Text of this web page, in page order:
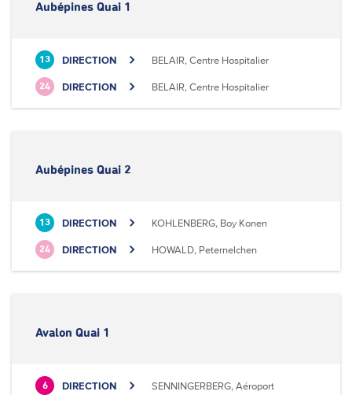
Aubépines Quai 1
13 DIRECTION BELAIR, Centre Hospitalier
24 DIRECTION BELAIR, Centre Hospitalier
Aubépines Quai 2
13 DIRECTION KOHLENBERG, Boy Konen
24 DIRECTION HOWALD, Peternelchen
Avalon Quai 1
6 DIRECTION SENNINGERBERG, Aéroport